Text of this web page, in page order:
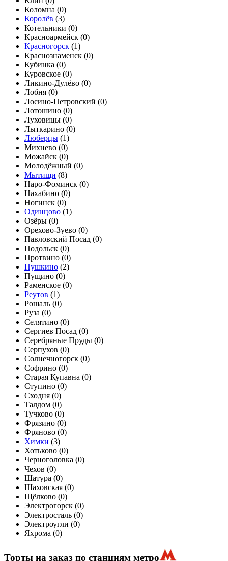
Коломна (0)
Королёв (3)
Котельники (0)
Красноармейск (0)
Красногорск (1)
Краснознаменск (0)
Кубинка (0)
Куровское (0)
Ликино-Дулёво (0)
Лобня (0)
Лосино-Петровский (0)
Лотошино (0)
Луховицы (0)
Лыткарино (0)
Люберцы (1)
Михнево (0)
Можайск (0)
Молодёжный (0)
Мытищи (8)
Наро-Фоминск (0)
Нахабино (0)
Ногинск (0)
Одинцово (1)
Озёры (0)
Орехово-Зуево (0)
Павловский Посад (0)
Подольск (0)
Протвино (0)
Пушкино (2)
Пущино (0)
Раменское (0)
Реутов (1)
Рошаль (0)
Руза (0)
Селятино (0)
Сергиев Посад (0)
Серебряные Пруды (0)
Серпухов (0)
Солнечногорск (0)
Софрино (0)
Старая Купавна (0)
Ступино (0)
Сходня (0)
Талдом (0)
Тучково (0)
Фрязино (0)
Фряново (0)
Химки (3)
Хотьково (0)
Черноголовка (0)
Чехов (0)
Шатура (0)
Шаховская (0)
Щёлково (0)
Электрогорск (0)
Электросталь (0)
Электроугли (0)
Яхрома (0)
Торты на заказ по станциям метро